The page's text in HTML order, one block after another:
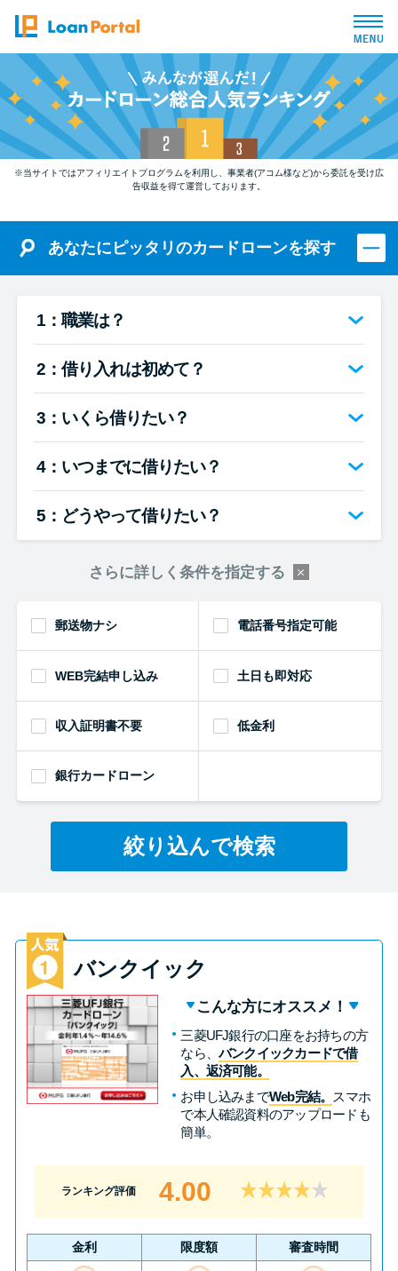
トップページ
おすすめコンテンツ
総合人気ランキング
とにかくすぐ借りたい方向け
審査が不安な方向け
カードローン診断
カードローンQ&A
カードローンの見直しで40万円
特集ページ一覧
銀行カードローンを選ぶべき4つ
の理由
無利息期間を利用して利息0円で
お金を借りる3つのポイント
種類・特徴別一覧
今月の家賃払えない…2ヵ月目に
は解決しないと危険な理由と対
処法3つ
※当サイトではアフィリエイトプログラムを利用し、事業者(アコム様など)から委託を受け広
告収益を得て運営しております。
あなたにピッタリのカードローンを探す
1：職業は？
2：借り入れは初めて？
3：いくら借りたい？
4：いつまでに借りたい？
5：どうやって借りたい？
さらに詳しく条件を指定する
郵送物ナシ 電話番号指定可能
WEB完結申し込み 土日も即対応
収入証明書不要 低金利
銀行カードローン
絞り込んで検索
バンクイック
こんな方にオススメ！
三菱UFJ銀行の口座をお持ちの方
なら、バンクイックカードで借
入、返済可能。
お申し込みまでWeb完結。 スマホ
で本人確認資料のアップロードも
簡単。
ランキング評価 4.00
金利 限度額 審査時間